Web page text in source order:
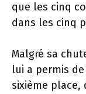
que les cinq
dans les cinq
Malgré sa
lui a permis
sixième place,